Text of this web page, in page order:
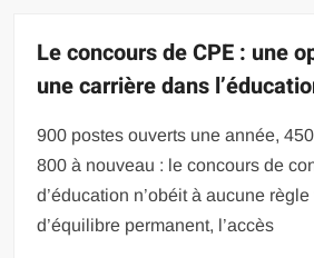
Le concours de CPE : une
une carrière dans
900 postes ouverts une année,
800 à nouveau : le concours de
d’éducation n’obéit à aucune
d’équilibre permanent, l’accès